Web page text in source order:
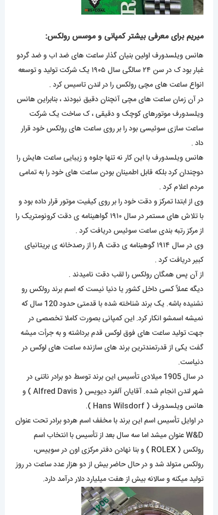
میریم برای معرفی بیشتر کمپانی و موسس رولکس:
هانس ویلسدورف اولین بنیان گذار ساعت های ضد اب و ضد گردو
غبار بود ک در سن ۲۴ سالگی سال ۱۹۰۵ یک شرکت تولید و توسعه
انواع ساعت های مچی رولکس را در لندن تاسیس کرد .
در آن زمان ساعت های مچی آنچنان دقیق نبودند ، بنابراین هانس
ویلسدورف موتورهای کوچک و دقیقی ، ک ساخت یک شرکت
ساعت سازی سوئیسی بود را بر روی ساعت های رولکس خود قرار
داد .
هانس ویلسدورف با این کار نه تنها جلوه و زیبایی ساعت هایش را
دوچندان کرد بلکه قابل اطمینان بودن ساعت های خود را به تمامی
مردم اعلام کرد .
وی از ابتدا تمرکز و دقت خود را بر روی کیفیت موتور قرار داده بود و
با تلاش های مستمر در سال ۱۹۱۰ گواهینامه ی دقت کرونومتریک را
از مرکز رتبه بندی ساعت سوئیس دریافت کرد .
وی در سال ۱۹۱۴ گوهینامه ی دقت A را از رصدخانه ی بریتانیای
کبیر دریافت کرد .
از آن پس همگان رولکس را لقب دقت نامیدند .
دیگه عملاً کسی داخل کشور یا دنیا نیست که اسم برند رولکس رو
نشنیده باشه. یک برند شناخته شده با قدمتی حدود 120 سال که
نمیشه اسمشو انکار کرد. این کمپانی بصورت کاملا تخصصی در
جهت تولید ساعت های فوق لوکس قدم برداشته و به جرأت میشه
گفت یکی از قدرتمندترین برند های سازنده ساعت های لوکس در
دنیاست.
در سال 1905 میلادی تأسیس این برند توسط دو برادر ناتنی در
شهر لندن انجام شده. آقایان آلفرد دیویس ( Alfred Davis ) و
هانس ویلسدورف ( Hans Wilsdorf ).
در اوایل تأسیس اسم این برند با مخفف اسم هردو برادر تحت عنوان
W&D عنوان میشد اما سه سال بعد از تأسیس با انتخاب اسم
رولکس ( ROLEX ) و بنا نهادن دفتر مرکزی اون در سوییس،
رولکس متولد شد و در حال حاضر بیش از دو هزار عدد ساعت در روز
تولید میکنه و سالانه بیش از هفت میلیارد دلار درآمد دارد.